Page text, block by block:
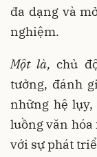
đa dạng và
nghiệm.
Một là, chủ
tưởng, đánh
những hệ
luồng văn hóa
với sự phát